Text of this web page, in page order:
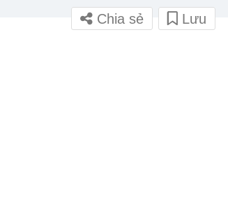
Chia sẻ Lưu